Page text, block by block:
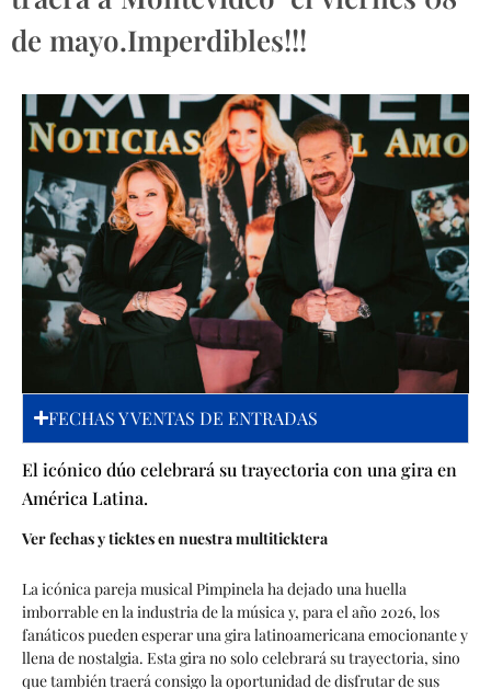
de mayo.Imperdibles!!!
FECHAS Y VENTAS DE ENTRADAS
El icónico dúo celebrará su trayectoria con una gira en
América Latina.
Ver fechas y ticktes en nuestra multiticktera
La icónica pareja musical Pimpinela ha dejado una huella
imborrable en la industria de la música y, para el año 2026, los
fanáticos pueden esperar una gira latinoamericana emocionante y
llena de nostalgia. Esta gira no solo celebrará su trayectoria, sino
que también traerá consigo la oportunidad de disfrutar de sus